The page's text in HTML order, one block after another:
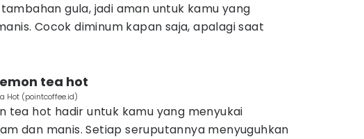
gula, jadi aman untuk kamu yang
Cocok diminum kapan saja, apalagi saat
tea hot
Hot (pointcoffee.id)
tea hot hadir untuk kamu yang menyukai
dan manis. Setiap seruputannya menyuguhkan